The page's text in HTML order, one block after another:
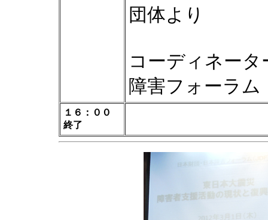
団体より
コーディネ
障害フォーラ
１６：００
終了